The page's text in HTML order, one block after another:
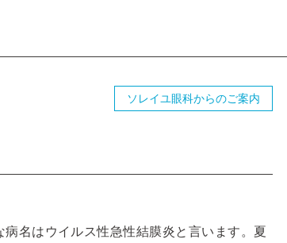
ソレイユ眼科からのご案内
名はウイルス性急性結膜炎と言います。夏